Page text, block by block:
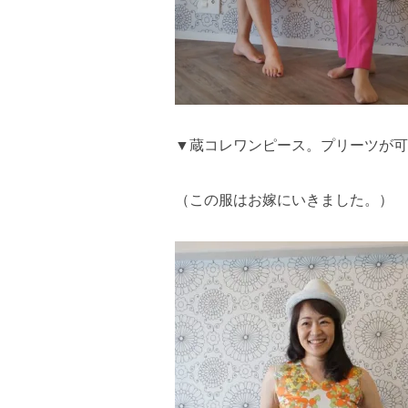
▼蔵コレワンピース。プリーツが
（この服はお嫁にいきました。）